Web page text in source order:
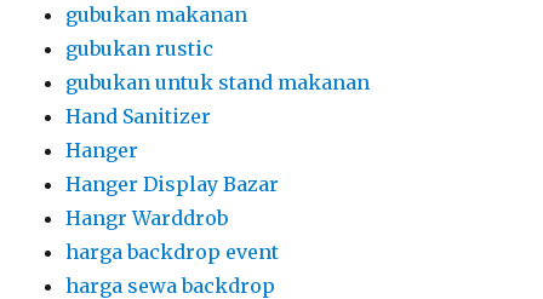
gubukan makanan
gubukan rustic
gubukan untuk stand makanan
Hand Sanitizer
Hanger
Hanger Display Bazar
Hangr Warddrob
harga backdrop event
harga sewa backdrop